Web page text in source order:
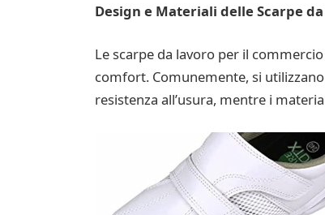
Design e Materiali delle Scarpe
Le scarpe da lavoro per il
comfort. Comunemente, si
resistenza all’usura, mentre i